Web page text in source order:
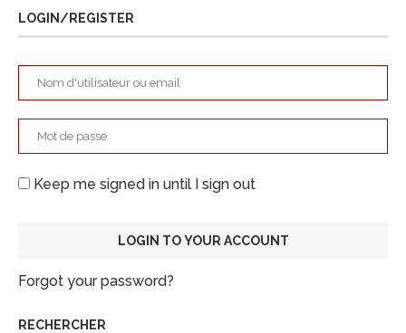
LOGIN/REGISTER
Keep me signed in until I sign out
Forgot your password?
RECHERCHER